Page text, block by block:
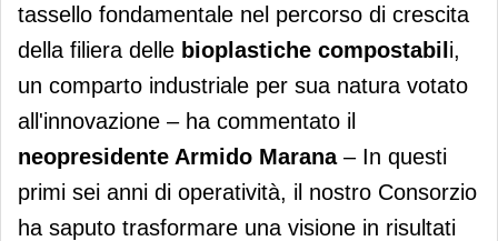
tassello fondamentale nel percorso di crescita
della filiera delle bioplastiche compostabili,
un comparto industriale per sua natura votato
all'innovazione – ha commentato il
neopresidente Armido Marana– In questi
primi sei anni di operatività, il nostro Consorzio
ha saputo trasformare una visione in risultati